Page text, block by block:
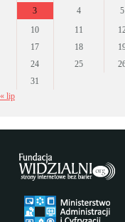
3
4 5
10
11
17
18
24
25
31
« lip